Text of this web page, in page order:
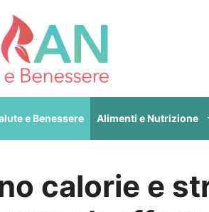
e Benessere Alimenti e Nutrizione
calorie e